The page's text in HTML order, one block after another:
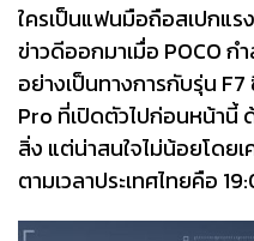
ใครเป็นแฟนมือถือสเปกแร
ข่าวดีออกมาเมื่อ POCO ก
อย่างเป็นทางการกับรุ่น F7
Pro ที่เปิดตัวไปก่อนหน้านี้
สิ่ง แต่น่าสนใจไม่น้อยโดย
ตามเวลาประเทศไทยคือ